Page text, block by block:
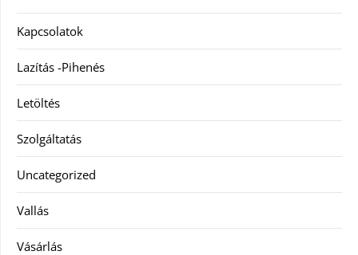
Kapcsolatok
Lazítás -Pihenés
Letöltés
Szolgáltatás
Uncategorized
Vallás
Vásárlás